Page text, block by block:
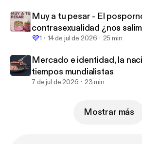
Muy a tu pesar - El
contrasexualidad ¿nos
para entrar a otra?
💜1 14 de jul de 2026 25 min
Mercado e identidad, la
tiempos mundialistas
7 de jul de 2026 23 min
Mostrar más